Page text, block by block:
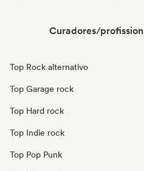
Curadores/
Top Rock alternativo
Top Garage rock
Top Hard rock
Top Indie rock
Top Pop Punk